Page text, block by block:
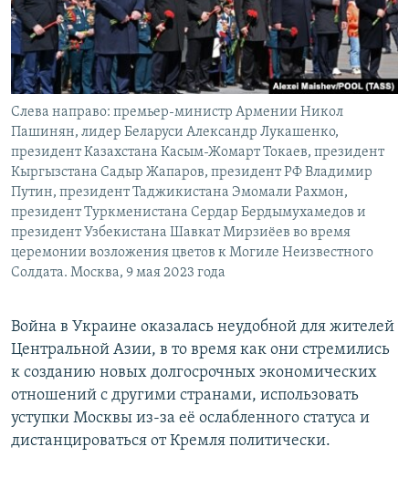
Слева направо: премьер-министр Армении Никол
Пашинян, лидер Беларуси Александр Лукашенко,
президент Казахстана Касым-Жомарт Токаев, президент
Кыргызстана Садыр Жапаров, президент РФ Владимир
Путин, президент Таджикистана Эмомали Рахмон,
президент Туркменистана Сердар Бердымухамедов и
президент Узбекистана Шавкат Мирзиёев во время
церемонии возложения цветов к Могиле Неизвестного
Солдата. Москва, 9 мая 2023 года
Война в Украине оказалась неудобной для жителей
Центральной Азии, в то время как они стремились
к созданию новых долгосрочных экономических
отношений с другими странами, использовать
уступки Москвы из-за её ослабленного статуса и
дистанцироваться от Кремля политически.